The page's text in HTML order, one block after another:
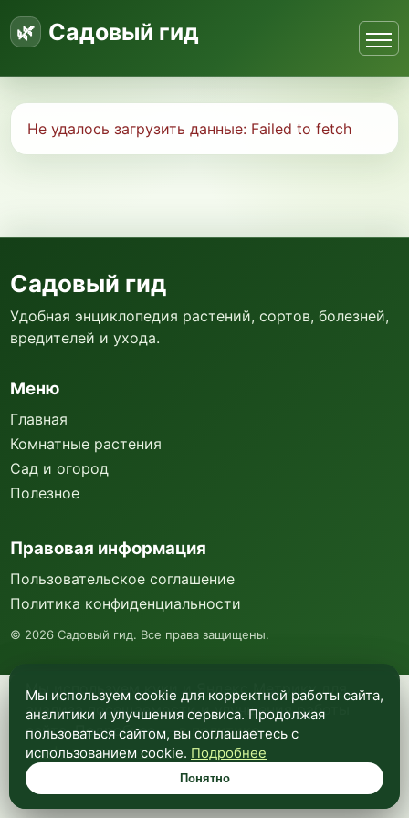
Садовый гид
Не удалось загрузить данные: Failed to fetch
Мы используем куки и Яндекс Метрику для
анализа посещаемости и улучшения работы
сайта. Подробнее —в политике
конфиденциальности.
Понятно
Садовый гид
Удобная энциклопедия растений, сортов, болезней,
вредителей и ухода.
Меню
Главная
Комнатные растения
Сад и огород
Полезное
Правовая информация
Пользовательское соглашение
Политика конфиденциальности
© 2026 Садовый гид. Все права защищены.
Мы используем cookie для корректной работы сайта,
аналитики и улучшения сервиса. Продолжая
пользоваться сайтом, вы соглашаетесь с
использованием cookie. Подробнее
Понятно